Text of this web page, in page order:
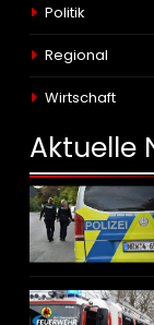
Politik
Regional
Wirtschaft
Aktuelle